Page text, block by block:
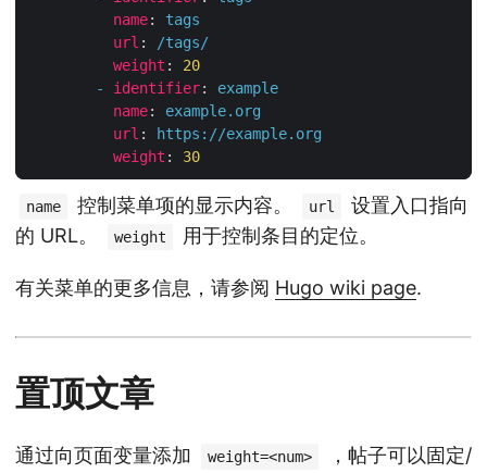
name:
tags
url :
/tags/
weight :
20
-
identifier:
example
name:
example.org
url :
https://example.org
weight : 30
name 控制菜单项的显示内容。 url
设置入口指向
的 URL。
weight 用于控制条目的定位。
有关菜单的更多信息，请参阅 Hugo wiki page.
置顶文章
通过向页面变量添加 weight=<num>
，帖子可以固定/